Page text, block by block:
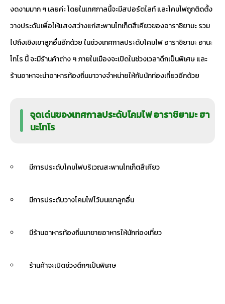
งดงามมาก ๆ เลยค่ะ โดยในเทศกาลนี้จะมีสปอร์ตไลท์ และโคมไฟถูกติดตั้ง
วางประดับเพื่อให้แสงสว่างแก่สะพานโทเก็ตสึเคียวของอาราชิยามะ รวม
ไปถึงเชิงเขาลูกอื่นอีกด้วย ในช่วงเทศกาลประดับโคมไฟ อาราชิยามะ ฮานะ
โทโร นี้ จะมีร้านค้าต่าง ๆ ภายในเมืองจะเปิดในช่วงเวลาดึกเป็นพิเศษ และ
ร้านอาหาจะนำอาหารท้องถิ่นมาวางจำหน่ายให้กับนักท่องเที่ยวอีกด้วย
จุดเด่นของเทศกาลประดับโคมไฟ อาราชิยามะ ฮา
นะโทโร
มีการประดับโคมไฟบริเวณสะพานโทเก็ตสึเคียว
มีการประดับวางโคมไฟไว้บนเขาลูกอื่น
มีร้านอาหารท้องถิ่นมาขายอาหารให้นักท่องเที่ยว
ร้านค้าจะเปิดช่วงดึกๆเป็นพิเศษ